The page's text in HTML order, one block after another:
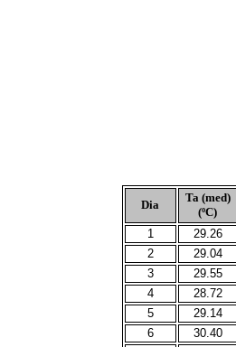
Dia
Ta (med)
(ºC)
1
29.26
2
29.04
3
29.55
4
28.72
5
29.14
6
30.40